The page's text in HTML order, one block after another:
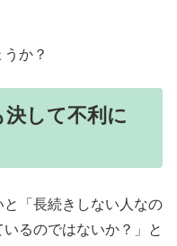
か？
して不利に
「長続きしない人なの
るのではないか？」と